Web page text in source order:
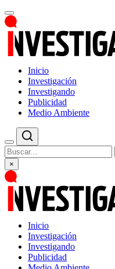
Inicio
Investigación
Investigando
Publicidad
Medio Ambiente
×
Inicio
Investigación
Investigando
Publicidad